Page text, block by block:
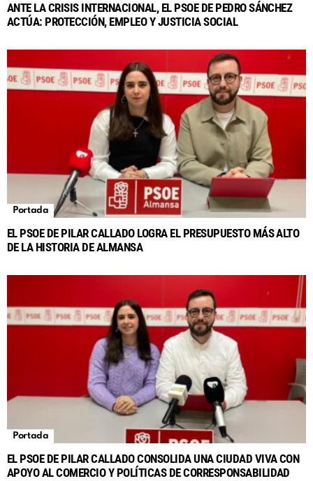
ANTE LA CRISIS INTERNACIONAL, EL PSOE DE PEDRO SÁNCHEZ
ACTÚA: PROTECCIÓN, EMPLEO Y JUSTICIA SOCIAL
Portada
EL PSOE DE PILAR CALLADO LOGRA EL PRESUPUESTO MÁS ALTO
DE LA HISTORIA DE ALMANSA
Portada
EL PSOE DE PILAR CALLADO CONSOLIDA UNA CIUDAD VIVA CON
APOYO AL COMERCIO Y POLÍTICAS DE CORRESPONSABILIDAD